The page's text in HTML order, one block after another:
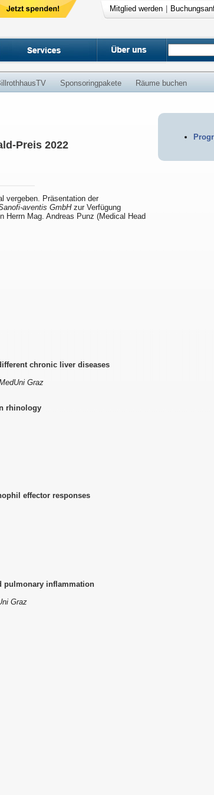
Mitglied werden
Sponsoringpakete Räume buchen
Preis 2022
vergeben. Präsentation der
aventis GmbHzur Verfügung
Herrn Mag. Andreas Punz (Medical Head
chronic liver diseases
Graz
rhinology
effector responses
pulmonary inflammation
Graz